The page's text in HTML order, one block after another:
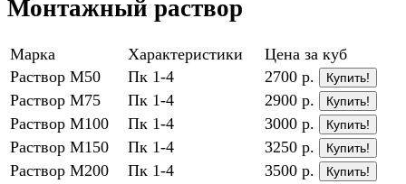
Монтажный раствор
Марка Характеристики
Цена за куб
Раствор М50
Пк 1-4 2700 р. Купить!
Раствор М75 Пк 1-4 2900 р. Купить!
Раствор М100 Пк 1-4 3000 р. Купить!
Раствор М150 Пк 1-4 3250 р. Купить!
Раствор М200 Пк 1-4 3500 р. Купить!